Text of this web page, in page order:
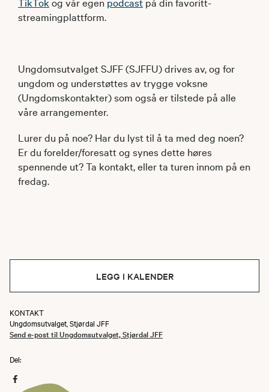
streamingplattform.
Ungdomsutvalget SJFF (SJFFU) drives av, og for
ungdom og understøttes av trygge voksne
(Ungdomskontakter) som også er tilstede på alle
våre arrangementer.
Lurer du på noe? Har du lyst til å ta med deg noen?
Er du forelder/foresatt og synes dette høres
spennende ut? Ta kontakt, eller ta turen innom på en
fredag.
LEGG I KALENDER
KONTAKT
Ungdomsutvalget, Stjørdal JFF
Send e-post til Ungdomsutvalget, Stjørdal JFF
Del: